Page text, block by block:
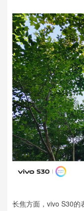
长焦方面，vivo S30的